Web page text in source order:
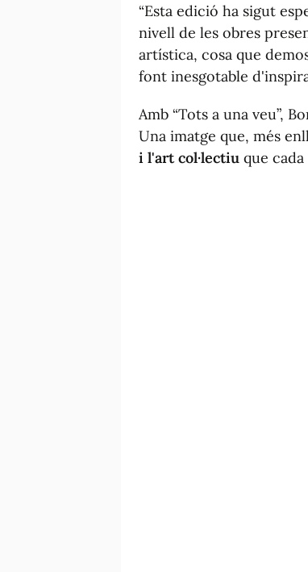
“Esta edició ha sigut
nivell de les obres
artística, cosa que
font inesgotable
Amb “Tots a una veu”,
Una imatge que, més
i l'art col·lectiu que